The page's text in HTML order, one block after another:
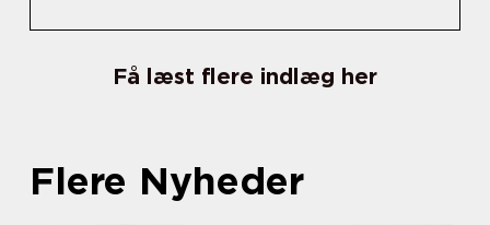
Få læst flere indlæg her
Flere Nyheder